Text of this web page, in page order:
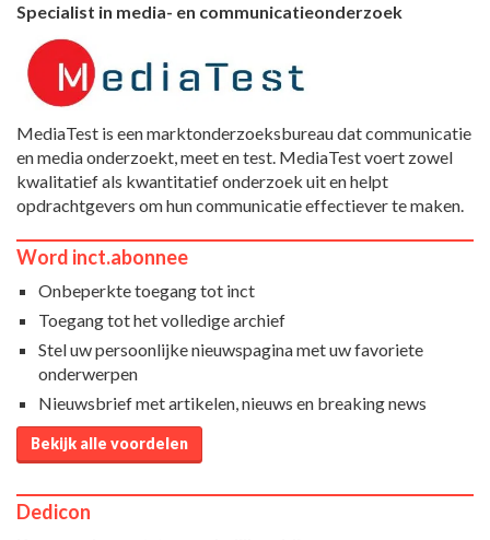
Specialist in media- en communicatieonderzoek
MediaTest is een marktonderzoeksbureau dat communicatie
en media onderzoekt, meet en test. MediaTest voert zowel
kwalitatief als kwantitatief onderzoek uit en helpt
opdrachtgevers om hun communicatie effectiever te maken.
Word inct.abonnee
Onbeperkte toegang tot inct
Toegang tot het volledige archief
Stel uw persoonlijke nieuwspagina met uw favoriete
onderwerpen
Nieuwsbrief met artikelen, nieuws en breaking news
Bekijk alle voordelen
Dedicon